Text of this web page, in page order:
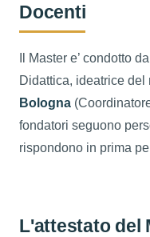
Docenti
Il Master e’ condotto da
Didattica, ideatrice del
Bologna
fondatori seguono
rispondono in prima
L'attestato del